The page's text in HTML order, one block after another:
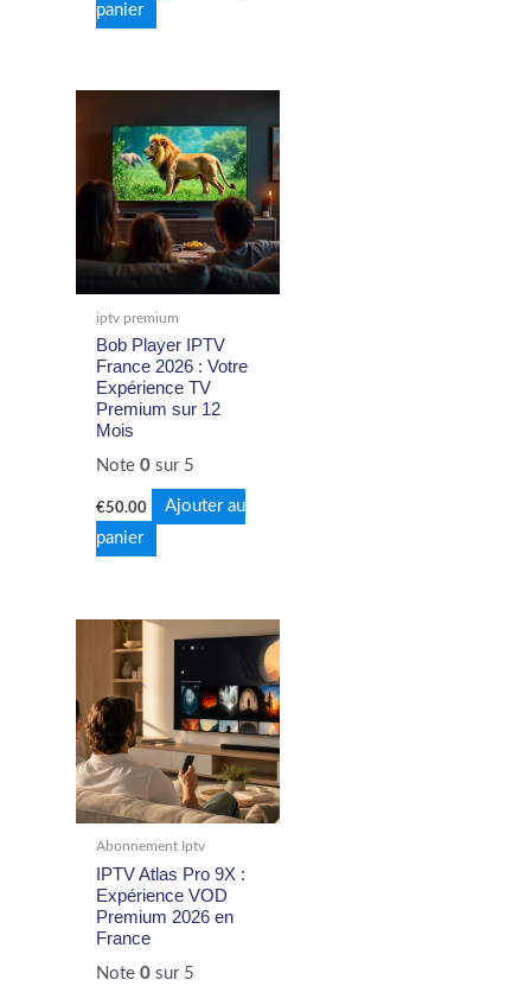
panier
iptv premium
Bob Player IPTV
France 2026 : Votre
Expérience TV
Premium sur 12
Mois
Note0 sur 5
€50.00
Ajouter au
panier
Abonnement Iptv
IPTV Atlas Pro 9X :
Expérience VOD
Premium 2026 en
France
Note0 sur 5